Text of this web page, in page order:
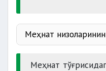
Меҳнат
Меҳнат